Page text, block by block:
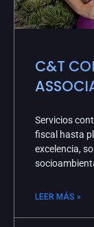
C&T
Servicios
fiscal hasta
excelencia,
LEER MÁS »